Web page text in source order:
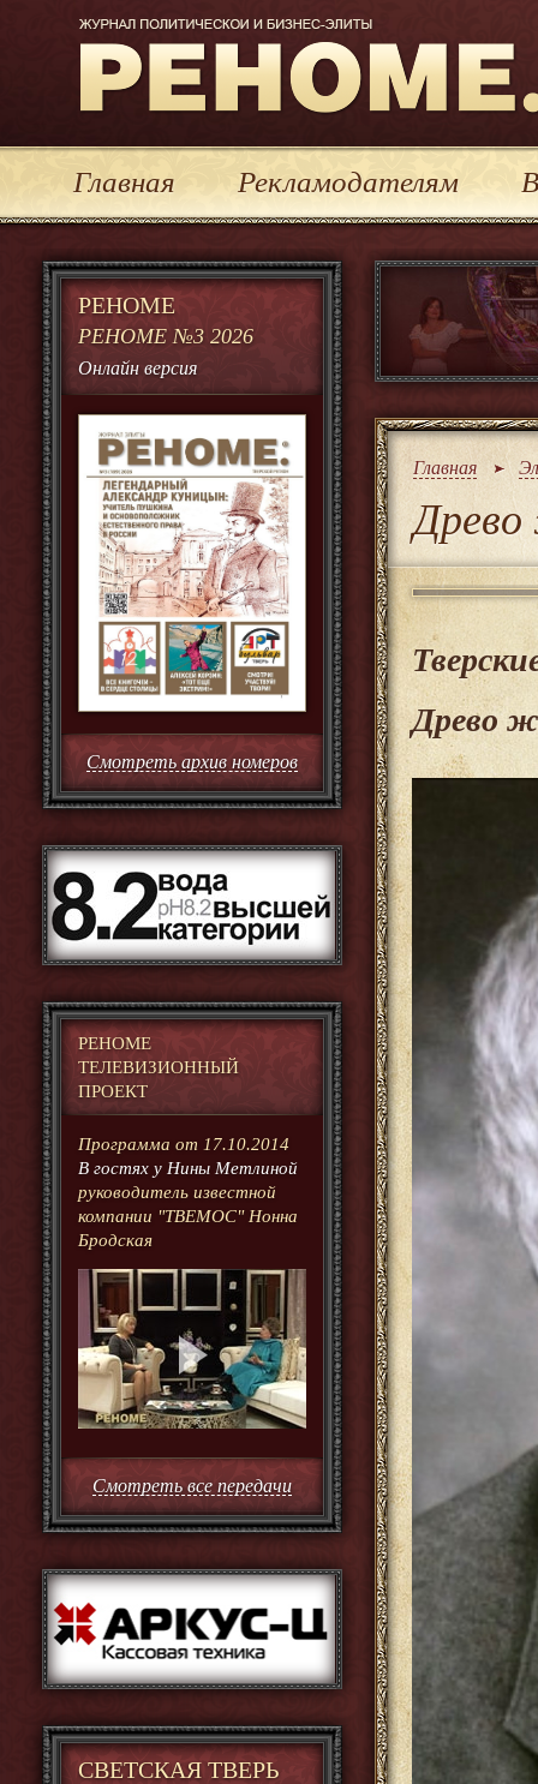
Главная Рекламодателям
РЕНОМЕ
РЕНОМЕ №3 2026
Онлайн версия
Смотреть архив номеров
РЕНОМЕ
ТЕЛЕВИЗИОННЫЙ
ПРОЕКТ
Программа от 17.10.2014
В гостях у Нины Метлиной
руководитель известной
компании "ТВЕМОС" Нонна
Бродская
Смотреть все передачи
СВЕТСКАЯ ТВЕРЬ
Главная
Древо